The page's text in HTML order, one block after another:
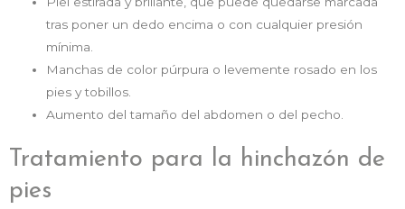
tras poner un dedo encima o con cualquier presión
mínima.
Manchas de color púrpura o levemente rosado en los
pies y tobillos.
Aumento del tamaño del abdomen o del pecho.
Tratamiento para la hinchazón de
pies